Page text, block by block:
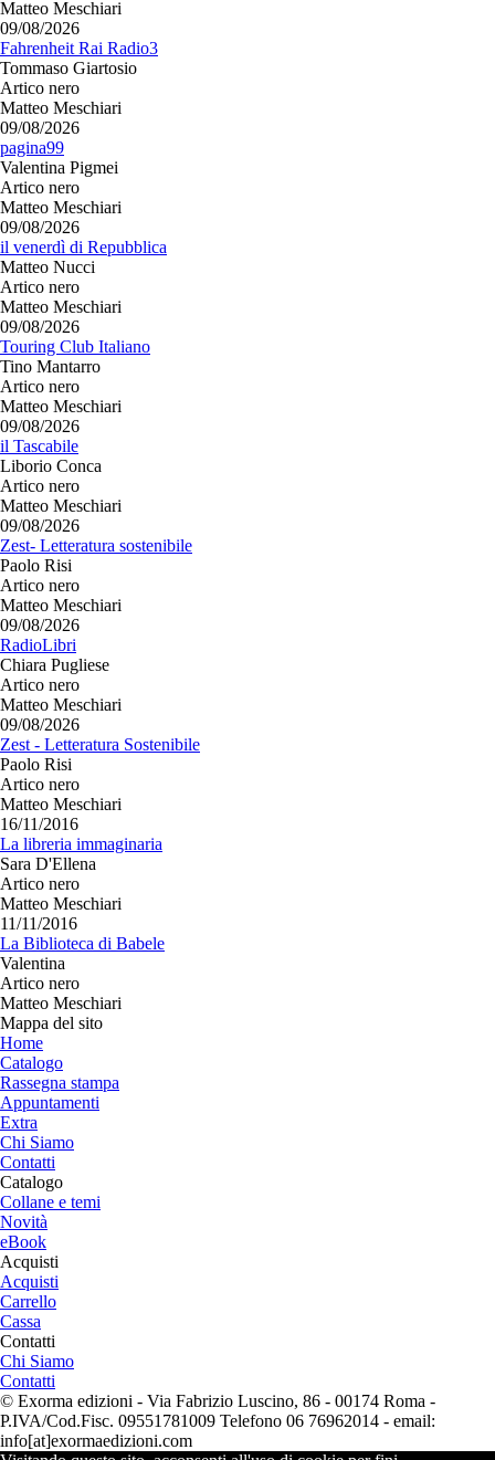
Matteo Meschiari
09/08/2026
Fahrenheit Rai Radio3
Tommaso Giartosio
Artico nero
Matteo Meschiari
09/08/2026
pagina99
Valentina Pigmei
Artico nero
Matteo Meschiari
09/08/2026
il venerdì di Repubblica
Matteo Nucci
Artico nero
Matteo Meschiari
09/08/2026
Touring Club Italiano
Tino Mantarro
Artico nero
Matteo Meschiari
09/08/2026
il Tascabile
Liborio Conca
Artico nero
Matteo Meschiari
09/08/2026
Zest- Letteratura sostenibile
Paolo Risi
Artico nero
Matteo Meschiari
09/08/2026
RadioLibri
Chiara Pugliese
Artico nero
Matteo Meschiari
09/08/2026
Zest - Letteratura Sostenibile
Paolo Risi
Artico nero
Matteo Meschiari
16/11/2016
La libreria immaginaria
Sara D'Ellena
Artico nero
Matteo Meschiari
11/11/2016
La Biblioteca di Babele
Valentina
Artico nero
Matteo Meschiari
Mappa del sito
Home
Catalogo
Rassegna stampa
Appuntamenti
Extra
Chi Siamo
Contatti
Catalogo
Collane e temi
Novità
eBook
Acquisti
Acquisti
Carrello
Cassa
Contatti
Chi Siamo
Contatti
© Exorma edizioni - Via Fabrizio Luscino, 86 - 00174 Roma -
P.IVA/Cod.Fisc. 09551781009 Telefono 06 76962014 - email:
info[at]exormaedizioni.com